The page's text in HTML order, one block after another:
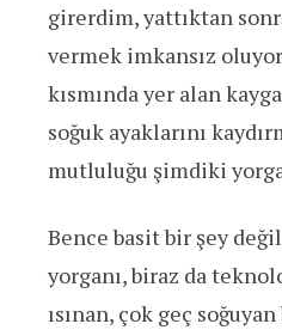
girerdim, yattıktan
vermek imkansız
kısmında yer alan
soğuk ayaklarını
mutluluğu şimdiki
Bence basit bir şey
yorganı, biraz da
ısınan, çok geç